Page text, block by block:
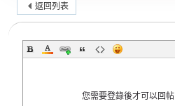
返回列表
您需要登錄後才可以回帖